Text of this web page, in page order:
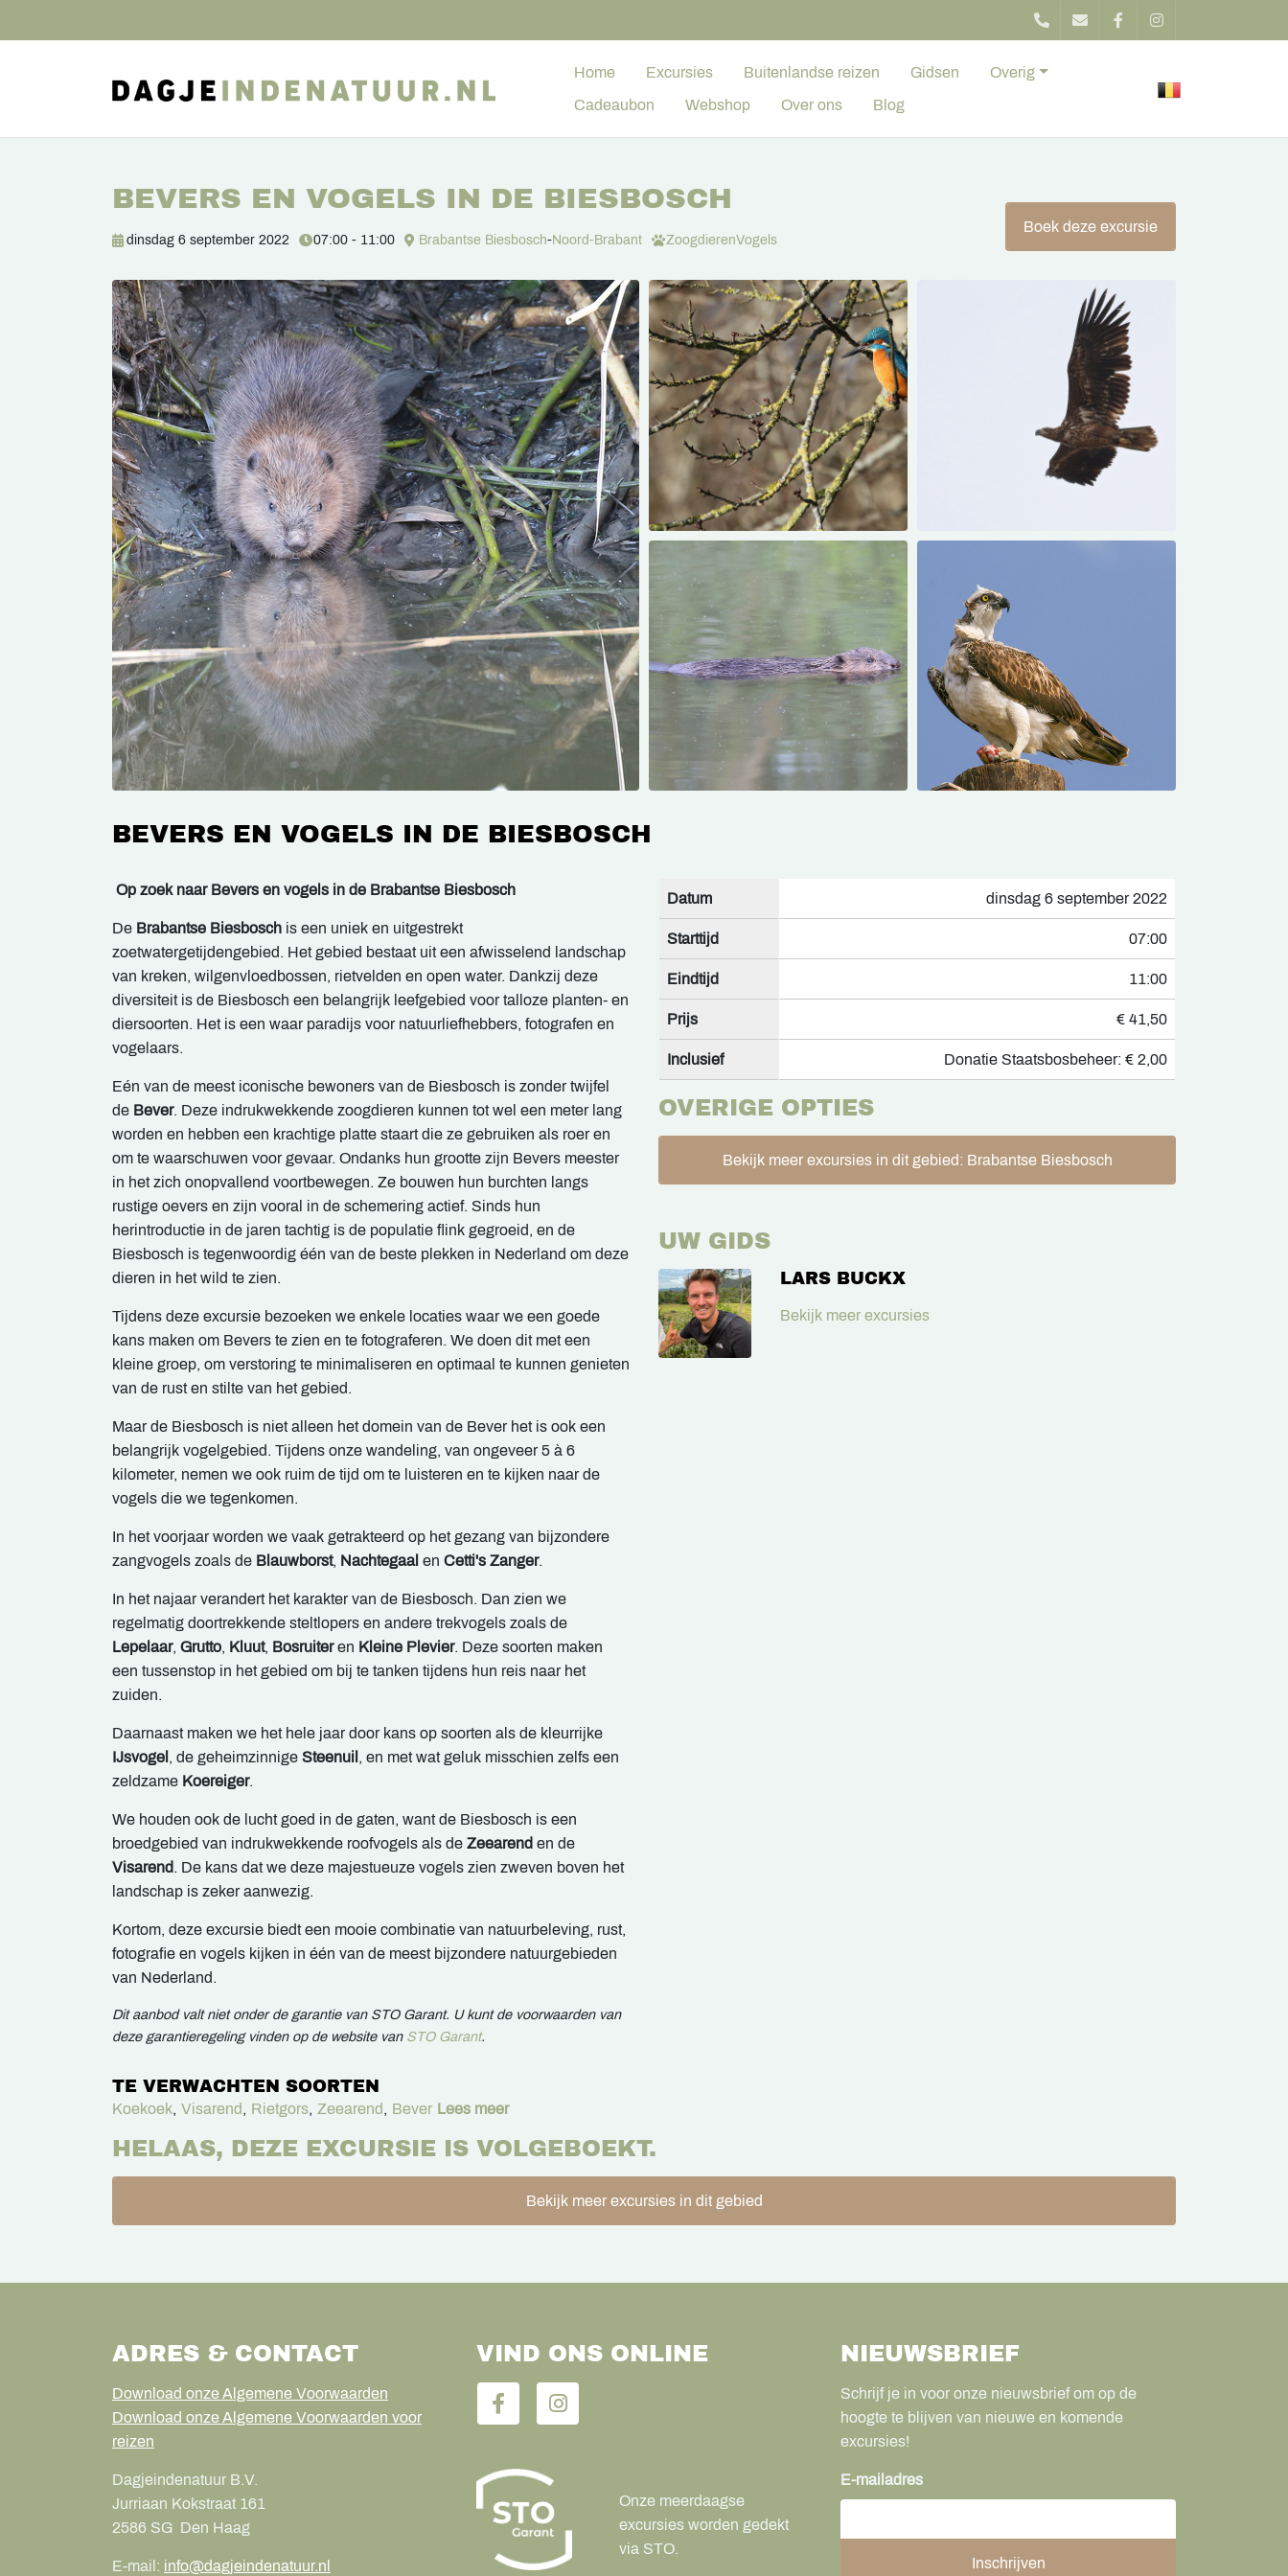
Home Excursies Buitenlandse reizen Gidsen Overig
Cadeaubon Webshop Over ons Blog
BEVERS EN VOGELS IN DE BIESBOSCH
dinsdag 6 september 2022 07:00 - 11:00 Brabantse Biesbosch-Noord-Brabant ZoogdierenVogels
Boek deze excursie
BEVERS EN VOGELS IN DE BIESBOSCH
Op zoek naar Bevers en vogels in de Brabantse Biesbosch
De Brabantse Biesbosch is een uniek en uitgestrekt
zoetwatergetijdengebied. Het gebied bestaat uit een afwisselend landschap
van kreken, wilgenvloedbossen, rietvelden en open water. Dankzij deze
diversiteit is de Biesbosch een belangrijk leefgebied voor talloze planten- en
diersoorten. Het is een waar paradijs voor natuurliefhebbers, fotografen en
vogelaars.
Eén van de meest iconische bewoners van de Biesbosch is zonder twijfel
de Bever. Deze indrukwekkende zoogdieren kunnen tot wel een meter lang
worden en hebben een krachtige platte staart die ze gebruiken als roer en
om te waarschuwen voor gevaar. Ondanks hun grootte zijn Bevers meester
in het zich onopvallend voortbewegen. Ze bouwen hun burchten langs
rustige oevers en zijn vooral in de schemering actief. Sinds hun
herintroductie in de jaren tachtig is de populatie flink gegroeid, en de
Biesbosch is tegenwoordig één van de beste plekken in Nederland om deze
dieren in het wild te zien.
Tijdens deze excursie bezoeken we enkele locaties waar we een goede
kans maken om Bevers te zien en te fotograferen. We doen dit met een
kleine groep, om verstoring te minimaliseren en optimaal te kunnen genieten
van de rust en stilte van het gebied.
Maar de Biesbosch is niet alleen het domein van de Bever het is ook een
belangrijk vogelgebied. Tijdens onze wandeling, van ongeveer 5 à 6
kilometer, nemen we ook ruim de tijd om te luisteren en te kijken naar de
vogels die we tegenkomen.
In het voorjaar worden we vaak getrakteerd op het gezang van bijzondere
zangvogels zoals de Blauwborst, Nachtegaal en Cetti's Zanger.
In het najaar verandert het karakter van de Biesbosch. Dan zien we
regelmatig doortrekkende steltlopers en andere trekvogels zoals de
Lepelaar, Grutto, Kluut, Bosruiteren Kleine Plevier. Deze soorten maken
een tussenstop in het gebied om bij te tanken tijdens hun reis naar het
zuiden.
Daarnaast maken we het hele jaar door kans op soorten als de kleurrijke
IJsvogel , de geheimzinnige Steenuil , en met wat geluk misschien zelfs een
zeldzame Koereiger.
We houden ook de lucht goed in de gaten, want de Biesbosch is een
broedgebied van indrukwekkende roofvogels als de Zeearend en de
Visarend. De kans dat we deze majestueuze vogels zien zweven boven het
landschap is zeker aanwezig.
Kortom, deze excursie biedt een mooie combinatie van natuurbeleving, rust,
fotografie en vogels kijken in één van de meest bijzondere natuurgebieden
van Nederland.
Dit aanbod valt niet onder de garantie van STO Garant. U kunt de voorwaarden van
deze garantieregeling vinden op de website van STO Garant.
TE VERWACHTEN SOORTEN
Koekoek, Visarend, Rietgors, Zeearend, Bever Lees meer
Datum dinsdag 6 september 2022
Starttijd 07:00
Eindtijd 11:00
Prijs € 41,50
Inclusief Donatie Staatsbosbeheer: € 2,00
OVERIGE OPTIES
Bekijk meer excursies in dit gebied: Brabantse Biesbosch
UW GIDS
LARS BUCKX
Bekijk meer excursies
HELAAS, DEZE EXCURSIE IS VOLGEBOEKT.
Bekijk meer excursies in dit gebied
ADRES & CONTACT
Download onze Algemene Voorwaarden
Download onze Algemene Voorwaarden voor
reizen
Dagjeindenatuur B.V.
Jurriaan Kokstraat 161
2586 SG Den Haag
E-mail: info@dagjeindenatuur.nl
VIND ONS ONLINE
Onze meerdaagse
excursies worden gedekt
via STO.
NIEUWSBRIEF
Schrijf je in voor onze nieuwsbrief om op de
hoogte te blijven van nieuwe en komende
excursies!
E-mailadres